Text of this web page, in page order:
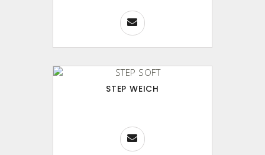
STEP WEICH